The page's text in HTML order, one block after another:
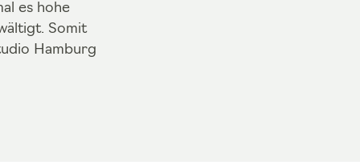
es hohe
Somit
Hamburg